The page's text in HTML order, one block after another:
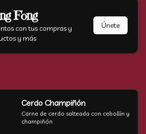
Fong
con tus compras y
y más
Únete
Cerdo Champiñón
Carne de cerdo salteada con cebollín y
champiñón